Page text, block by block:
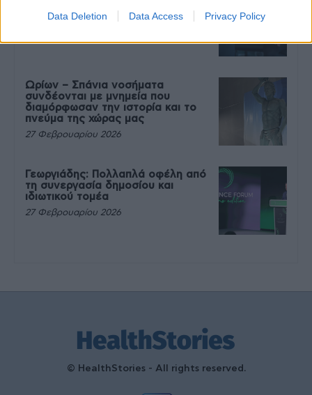
Data Deletion Data Access Privacy Policy
πάντα μετά την άσκηση
Ωρίων – Σπάνια νοσήματα
συνδέονται με μνημεία που
διαμόρφωσαν την ιστορία και το
πνεύμα της χώρας μας
27 Φεβρουαρίου 2026
Γεωργιάδης: Πολλαπλά οφέλη από
τη συνεργασία δημοσίου και
ιδιωτικού τομέα
27 Φεβρουαρίου 2026
© HealthStories - All rights reserved.